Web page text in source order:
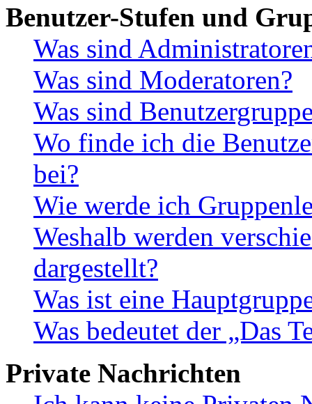
Benutzer-Stufen und
Was sind
Was sind Moderatoren?
Was sind
Wo finde ich die
bei?
Wie werde ich
Weshalb werden
dargestellt?
Was ist eine
Was bedeutet der „Das
Private Nachrichten